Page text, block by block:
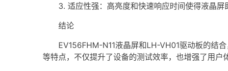
3. 适应性强：高亮度和快速响应时间使得液晶屏
结论
EV156FHM-N11液晶屏和LH-VH01驱动板的结合
等特点，不仅提升了设备的测试效率，也增强了用户